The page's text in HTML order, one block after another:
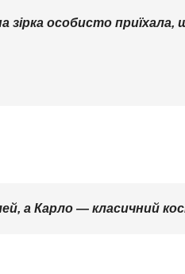
зірка особисто
а Карло — класичний